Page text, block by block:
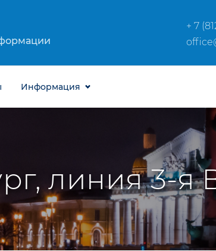
+ 7
Информация
линия 3-я